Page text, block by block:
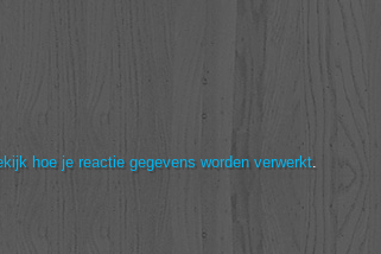
hoe je reactie gegevens worden verwerkt.